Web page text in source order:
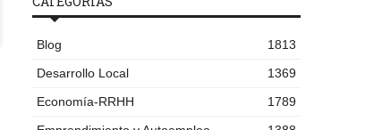
Blog
1813
Desarrollo Local
1369
Economía-RRHH
1789